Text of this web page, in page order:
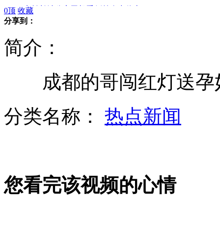
实拍长沙公交司机昏倒前奋力停车
无锡房价大幅下跌引政府不满
合肥：女子坠楼 砸伤行人
点3000根蜡烛求婚 保安吹了半个小时
女孩北京地铁殴打老人 痛下狠手拳打脚踢
0顶 收藏
分享到：
简介：
成都的哥闯红灯送孕
分类名称： 热点新闻
您看完该视频的心情